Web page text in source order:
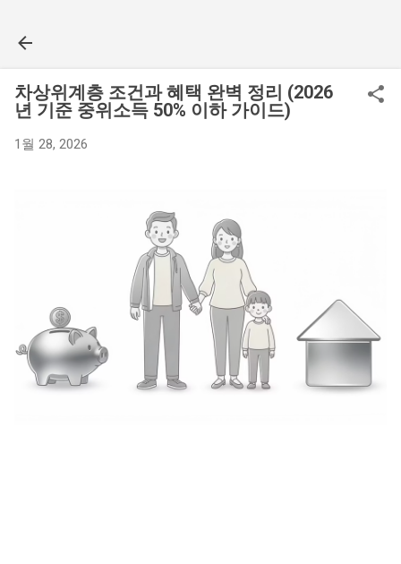
차상위계층 조건과 혜택 완벽 정리 (2026
년 기준 중위소득 50% 이하 가이드)
1월 28, 2026